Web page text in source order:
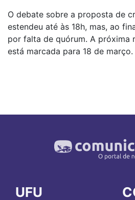
O debate sobre a proposta de
estendeu até às 18h, mas, ao
por falta de quórum. A próxima
está marcada para 18 de março.
UFU